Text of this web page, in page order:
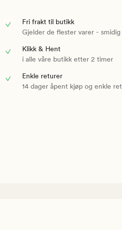
Fri frakt til butikk
Gjelder de flester varer -
Klikk & Hent
i alle våre butikk etter 2 timer
Enkle returer
14 dager åpent kjøp og enkle